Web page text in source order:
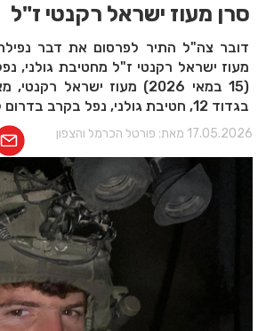
סרן מעוז ישראל רקנטי ז"ל
דובר צה"ל התיר לפרסום את דבר
מעוז ישראל רקנטי ז"ל מחטיבת גולני,
(15 במאי 2026) מעוז ישראל
בגדוד 12, חטיבת גולני, נפל בקרב בדרום לבנון, בן 24 בנופלו.
מאת: פורטל הכרמל והצפון